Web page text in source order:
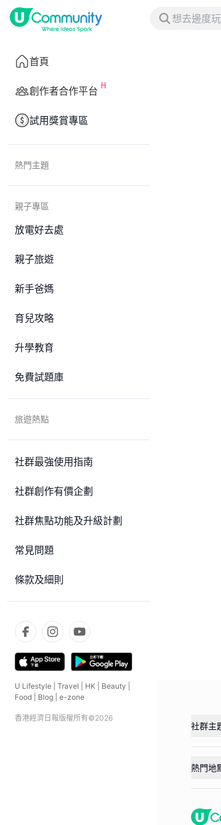
首頁
創作者合作平台
試用獎賞專區
熱門主題
親子專區
放電好去處
親子旅遊
新手爸媽
育兒攻略
升學教育
免費試題庫
旅遊熱點
社群最強使用指南
社群創作有價企劃
社群焦點功能及升級計劃
常見問題
條款及細則
U Lifestyle Travel HK Beauty
Food
Blog e-zone
香港經濟日報版權所有©2026
社群主
熱門地